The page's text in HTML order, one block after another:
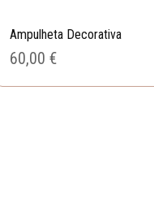
Ampulheta Decorativa
60,00 €